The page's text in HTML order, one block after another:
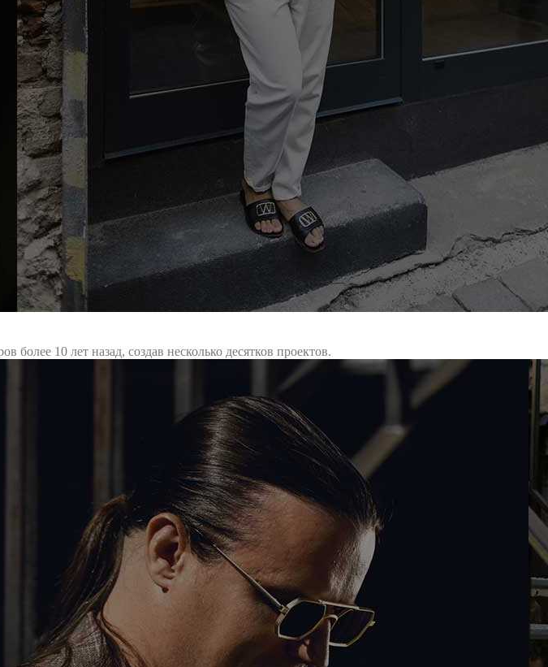
10 лет назад, создав несколько десятков проектов.